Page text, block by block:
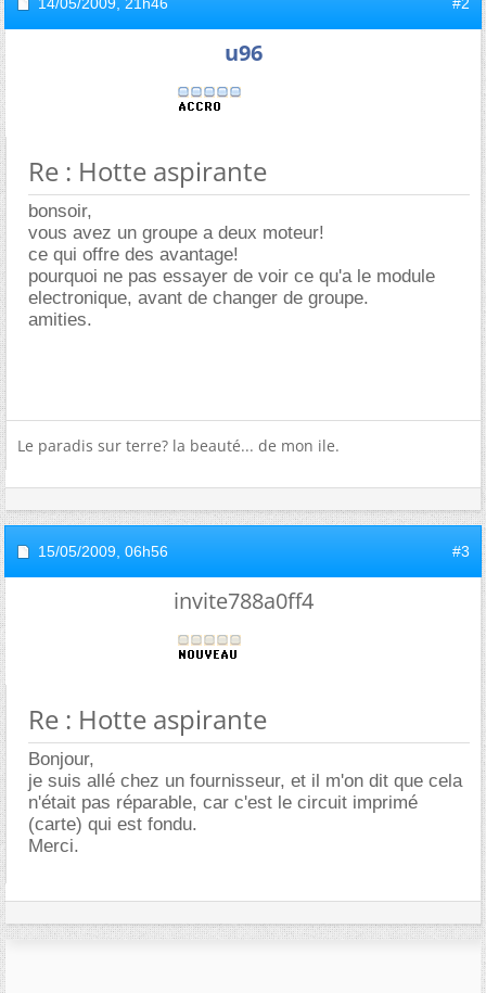
u96
Re : Hotte aspirante
bonsoir,
vous avez un groupe a deux moteur!
ce qui offre des avantage!
pourquoi ne pas essayer de voir ce qu'a le module
electronique, avant de changer de groupe.
amities.
Le paradis sur terre? la beauté... de mon ile.
15/05/2009, 06h56 #3
invite788a0ff4
Re : Hotte aspirante
Bonjour,
je suis allé chez un fournisseur, et il m'on dit que cela
n'était pas réparable, car c'est le circuit imprimé
(carte) qui est fondu.
Merci.